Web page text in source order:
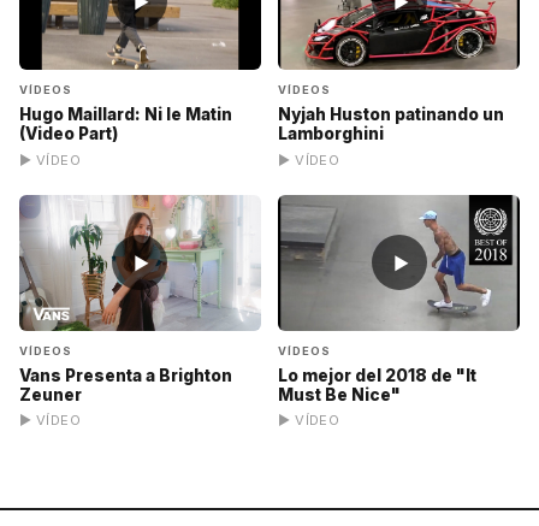
VÍDEOS
Hugo Maillard: Ni le Matin
(Video Part)
▶ VÍDEO
VÍDEOS
Nyjah Huston patinando un
Lamborghini
▶ VÍDEO
▶
VÍDEOS
Vans Presenta a Brighton
Zeuner
▶ VÍDEO
▶
VÍDEOS
Lo mejor del 2018 de "It
Must Be Nice"
▶ VÍDEO